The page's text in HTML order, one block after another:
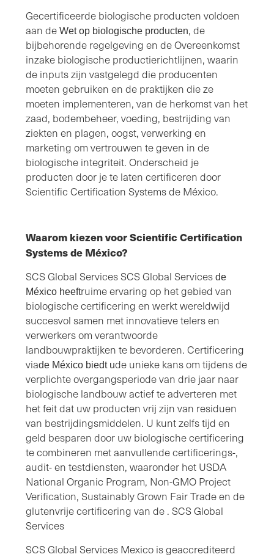
Gecertificeerde biologische producten voldoen
aan de Wet op biologische producten, de
bijbehorende regelgeving en de Overeenkomst
inzake biologische productierichtlijnen, waarin
de inputs zijn vastgelegd die producenten
moeten gebruiken en de praktijken die ze
moeten implementeren, van de herkomst van het
zaad, bodembeheer, voeding, bestrijding van
ziekten en plagen, oogst, verwerking en
marketing om vertrouwen te geven in de
biologische integriteit. Onderscheid je
producten door je te laten certificeren door
Scientific Certification Systems de México.
Waarom kiezen voor Scientific Certification
Systems de México?
SCS Global Services SCS Global Services de
México heeftruime ervaring op het gebied van
biologische certificering en werkt wereldwijd
succesvol samen met innovatieve telers en
verwerkers om verantwoorde
landbouwpraktijken te bevorderen. Certificering
viade México biedt ude unieke kans om tijdens de
verplichte overgangsperiode van drie jaar naar
biologische landbouw actief te adverteren met
het feit dat uw producten vrij zijn van residuen
van bestrijdingsmiddelen. U kunt zelfs tijd en
geld besparen door uw biologische certificering
te combineren met aanvullende certificerings-,
audit- en testdiensten, waaronder het USDA
National Organic Program, Non-GMO Project
Verification, Sustainably Grown Fair Trade en de
glutenvrije certificering van de . SCS Global
Services
SCS Global Services Mexico is geaccrediteerd